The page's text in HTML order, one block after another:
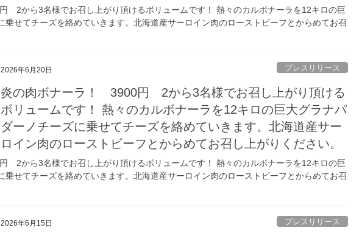
2から3名様でお召し上がり頂けるボリュームです！ 熱々のカルボナーラを12キロの巨
乗せてチーズを絡めていきます。北海道産サーロイン肉のローストビーフとからめてお召
2026年6月20日 プレスリリース
炎の肉ボナーラ！ 3900円 2から3名様でお召し上がり頂ける
ボリュームです！ 熱々のカルボナーラを12キロの巨大グラナパ
ダーノチーズに乗せてチーズを絡めていきます。北海道産サー
ロイン肉のローストビーフとからめてお召し上がりください。
2から3名様でお召し上がり頂けるボリュームです！ 熱々のカルボナーラを12キロの巨
乗せてチーズを絡めていきます。北海道産サーロイン肉のローストビーフとからめてお召
2026年6月15日 プレスリリース